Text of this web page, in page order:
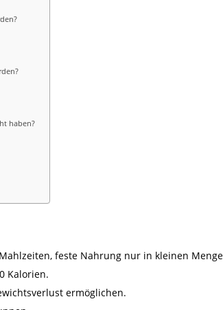
haben?
feste Nahrung nur in kleinen
Kalorien.
ermöglichen.